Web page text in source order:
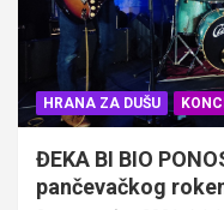
HRANA ZA DUŠU
ĐEKA BI BIO
pančevačkog